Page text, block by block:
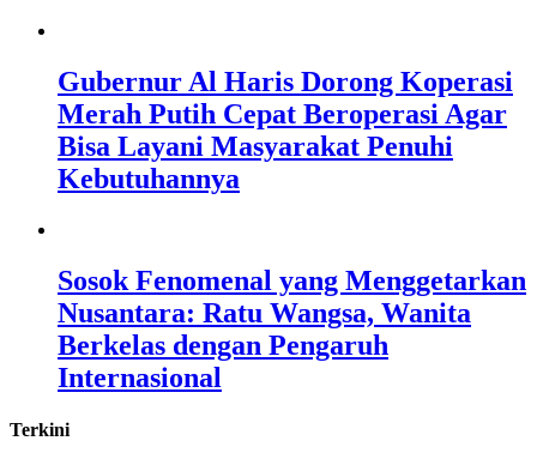
Gubernur Al Haris Dorong Koperasi
Merah Putih Cepat Beroperasi Agar
Bisa Layani Masyarakat Penuhi
Kebutuhannya
Sosok Fenomenal yang Menggetarkan
Nusantara: Ratu Wangsa, Wanita
Berkelas dengan Pengaruh
Internasional
Terkini